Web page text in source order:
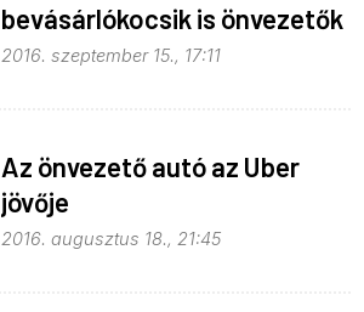
bevásárlókocsik is önvezetők
lesznek
2016. szeptember 15., 17:11
Az önvezető autó az Uber
jövője
2016. augusztus 18., 21:45